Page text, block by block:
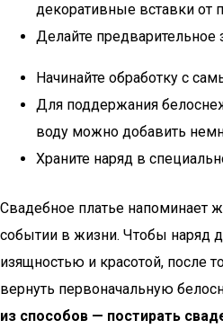
декоративные вставки от
Делайте предварительное
Начинайте обработку с
Для поддержания
воду можно добавить
Храните наряд в
Свадебное платье напоминает
событии в жизни. Чтобы наряд
изящностью и красотой, после
вернуть первоначальную
из способов — постирать